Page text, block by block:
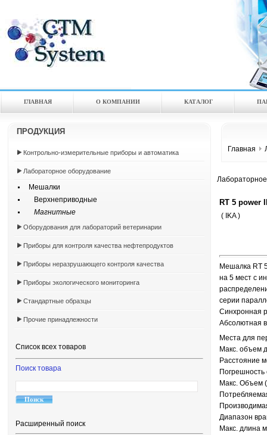
ГЛАВНАЯ О КОМПАНИИ КАТАЛOГ
ПРОДУКЦИЯ
Контрольно-измерительные приборы и автоматика
Лабораторное оборудование
Мешалки
Верхнеприводные
Магнитные
Оборудования для лабораторий ветеринарии
Приборы для контроля качества нефтепродуктов
Приборы неразрушающего контроля качества
Приборы экологического мониторинга
Стандартные образцы
Прочие принадлежности
Список всех товаров
Поиск товара
Расширенный поиск
Главная
RT 5 power
( IKA )
Мешалка RT
на 5 мест с
серии
Синхронная
Абсолютная
Места для
Макс. объем
Расстояние
Погрешность
Макс. Объем
Диапазон
Макс. длина